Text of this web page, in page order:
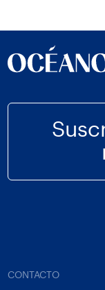
CONTACTO